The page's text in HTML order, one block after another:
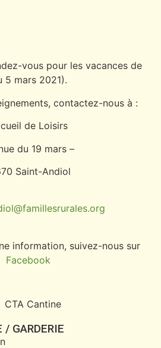
vous pour les vacances de
5 mars 2021).
contactez-nous à :
de Loisirs
du 19 mars –
Saint-Andiol
information, suivez-nous sur
Facebook
/ GARDERIE